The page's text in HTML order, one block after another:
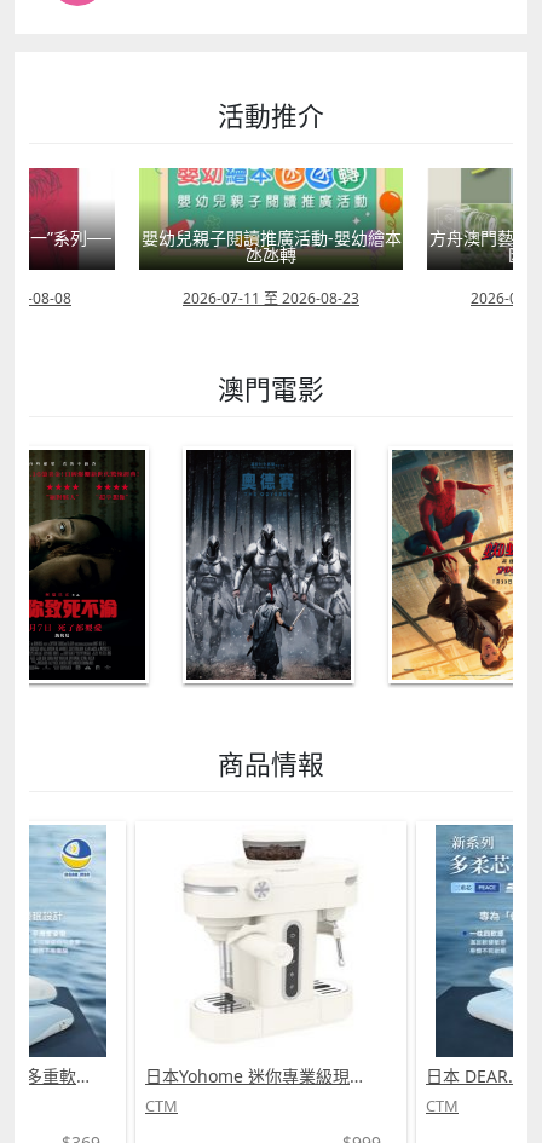
活動推介
第一”系列──
08-08
嬰幼兒親子閱讀推廣活動-嬰幼繪本
氹氹轉
2026-07-11 至 2026-08-23
方舟澳門藝術
匯
2026-08-
澳門電影
商品情報
日本 DEAR.MIN 雲感多重軟芯柔托緩壓Peace柔眠枕 (需訂貨) 日本Yohome 迷你專業級現磨鮮萃奶泡3合1半自動家庭意式咖啡機 (需訂貨)
CTM CTM